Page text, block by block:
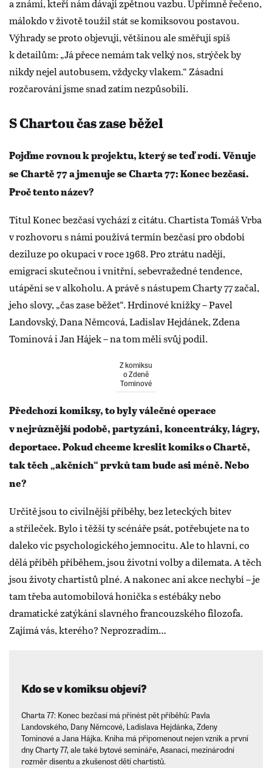
a známí, kteří nám dávají zpětnou vazbu. Upřímně řečeno,
málokdo v životě toužil stát se komiksovou postavou.
Výhrady se proto objevují, většinou ale směřují spíš
k detailům: „Já přece nemám tak velký nos, strýček by
nikdy nejel autobusem, vždycky vlakem.“ Zásadní
rozčarování jsme snad zatím nezpůsobili.
S Chartou čas zase běžel
Pojďme rovnou k projektu, který se teď rodí. Věnuje
se Chartě 77 a jmenuje se Charta 77: Konec bezčasí.
Proč tento název?
Titul Konec bezčasí vychází z citátu. Chartista Tomáš Vrba
v rozhovoru s námi používá termín bezčasí pro období
deziluze po okupaci v roce 1968. Pro ztrátu nadějí,
emigraci skutečnou i vnitřní, sebevražedné tendence,
utápění se v alkoholu. A právě s nástupem Charty 77 začal,
jeho slovy, „čas zase běžet“. Hrdinové knížky – Pavel
Landovský, Dana Němcová, Ladislav Hejdánek, Zdena
Tominová i Jan Hájek – na tom měli svůj podíl.
Z komiksu
o Zdeně
Tominové
Předchozí komiksy, to byly válečné operace
v nejrůznější podobě, partyzáni, koncentráky, lágry,
deportace. Pokud chceme kreslit komiks o Chartě,
tak těch „akčních“ prvků tam bude asi méně. Nebo
ne?
Určitě jsou to civilnější příběhy, bez leteckých bitev
a stříleček. Bylo i těžší ty scénáře psát, potřebujete na to
daleko víc psychologického jemnocitu. Ale to hlavní, co
dělá příběh příběhem, jsou životní volby a dilemata. A těch
jsou životy chartistů plné. A nakonec ani akce nechybí – je
tam třeba automobilová honička s estébáky nebo
dramatické zatýkání slavného francouzského filozofa.
Zajímá vás, kterého? Neprozradím…
Kdo se v komiksu objeví?
Charta 77: Konec bezčasí má přinést pět příběhů: Pavla
Landovského, Dany Němcové, Ladislava Hejdánka, Zdeny
Tominové a Jana Hájka. Kniha má připomenout nejen vznik a první
dny Charty 77, ale také bytové semináře, Asanaci, mezinárodní
rozměr disentu a zkušenost dětí chartistů.